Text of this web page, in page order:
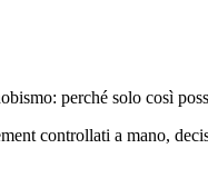
perché solo così
controllati a mano,